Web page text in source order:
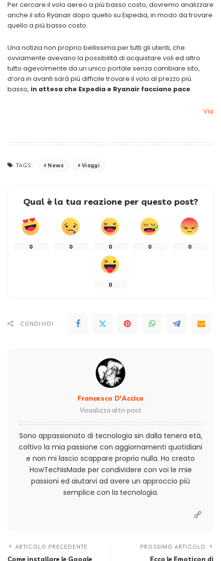
Per cercare il volo aereo a più basso costo, dovremo analizzare
anche il sito Ryanair dopo quello su Expedia, in modo da trovare
quello a più basso costo.
Una notizia non proprio bellissima per tutti gli utenti, che
ovviamente avevano la possibilità di acquistare voli ed altro
tutto agevolmente da un unico portale senza cambiare sito,
d’ora in avanti sarà più difficile trovare il volo al prezzo più
basso, in attesa che Expedia e Ryanair facciano pace.
Via
TAGS: News Viaggi
Qual è la tua reazione per questo post?
0 0 0 0 0
0
CONDIVIDI
Francesco D'Accico
Visualizza altri post
Sono appassionato di tecnologia sin dalla tenera età,
coltivo la mia passione con aggiornamenti quotidiani
e non mi lascio scappare proprio nulla. Ho creato
HowTechIsMade per condividere con voi le mie
passioni ed aiutarvi ad avere un approccio più
semplice con la tecnologia.
ARTICOLO PRECEDENTE
Come installare le Google
PROSSIMO ARTICOLO
Ecco le Emoticon di